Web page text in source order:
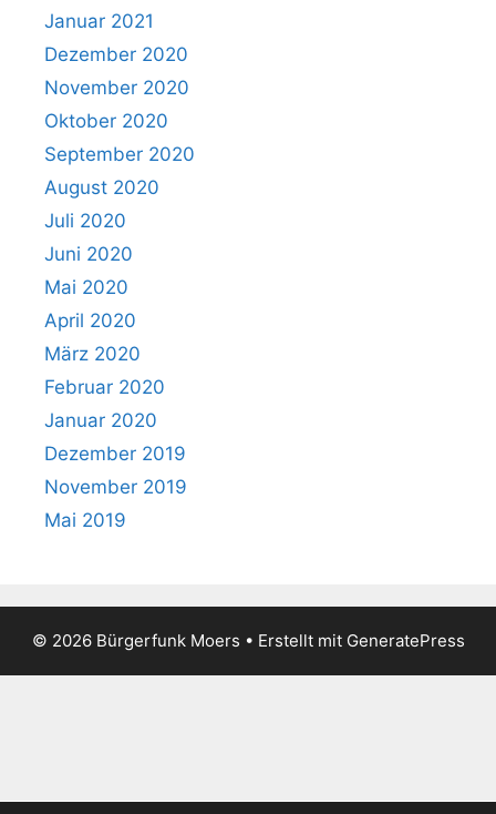
Januar 2021
Dezember 2020
November 2020
Oktober 2020
September 2020
August 2020
Juli 2020
Juni 2020
Mai 2020
April 2020
März 2020
Februar 2020
Januar 2020
Dezember 2019
November 2019
Mai 2019
© 2026 Bürgerfunk Moers • Erstellt mit GeneratePress